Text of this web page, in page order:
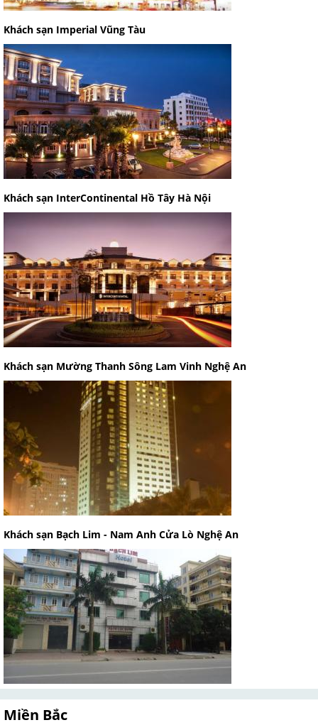
Khách sạn Imperial Vũng Tàu
Khách sạn InterContinental Hồ Tây Hà Nội
Khách sạn Mường Thanh Sông Lam Vinh Nghệ An
Khách sạn Bạch Lim - Nam Anh Cửa Lò Nghệ An
Miền Bắc